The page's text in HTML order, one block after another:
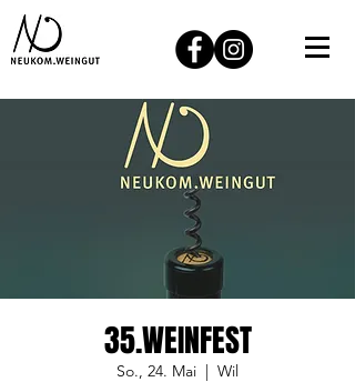
35.WEINFEST
So., 24. Mai
  |
Wil